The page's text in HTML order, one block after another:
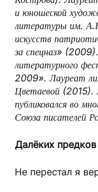
и юношеской
литературы им.
искусств
за спецназ»
литературного
2009». Лауреат
Цветаевой (2015).
публиковался во
Союза писателей
Далёких предков
Не перестал я